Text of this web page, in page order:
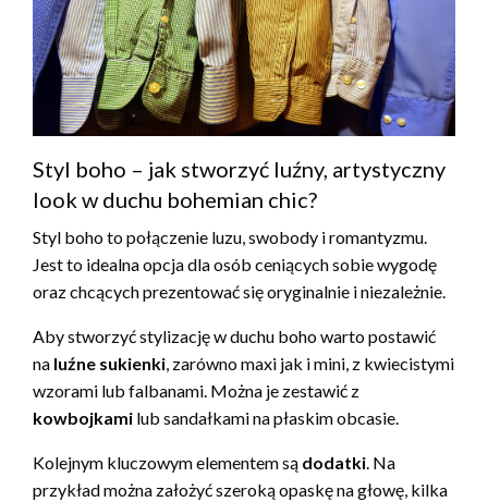
Styl boho – jak stworzyć luźny, artystyczny
look w duchu bohemian chic?
Styl boho to połączenie luzu, swobody i romantyzmu.
Jest to idealna opcja dla osób ceniących sobie wygodę
oraz chcących prezentować się oryginalnie i niezależnie.
Aby stworzyć stylizację w duchu boho warto postawić
na luźne sukienki, zarówno maxi jak i mini, z kwiecistymi
wzorami lub falbanami. Można je zestawić z
kowbojkami lub sandałkami na płaskim obcasie.
Kolejnym kluczowym elementem są dodatki. Na
przykład można założyć szeroką opaskę na głowę, kilka